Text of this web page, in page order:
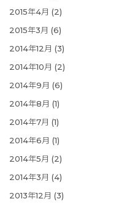
2015年4月 (2)
2015年3月 (6)
2014年12月 (3)
2014年10月 (2)
2014年9月 (6)
2014年8月 (1)
2014年7月 (1)
2014年6月 (1)
2014年5月 (2)
2014年3月 (4)
2013年12月 (3)